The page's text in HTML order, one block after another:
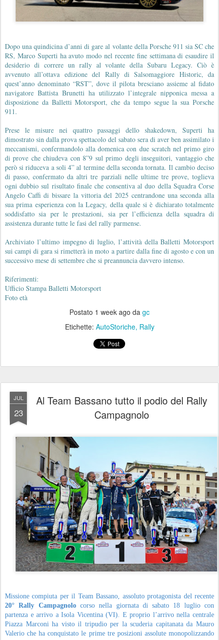
Dopo una quindicina d’anni di gare al volante della Porsche 911 sia SC che
RS, Marco Superti ha avuto modo nel recente fine settimana di esaudire il
desiderio di correre un rally al volante della Subaru Legacy. Ciò è
avvenuto all’ottava edizione del Rally di Salsomaggiore Historic, da
quest’anno denominato “RST”, dove il pilota bresciano assieme al fidato
navigatore Battista Brunetti ha utilizzato l’integrale nipponica messa a
disposizione da Balletti Motorsport, che da tempo segue la sua Porsche
911.
Prese le misure nei quattro passaggi dello shakedown, Superti ha
dimostrato sin dalla prova spettacolo del sabato sera di aver ben assimilato i
meccanismi, confermandolo alla domenica con due scratch nel primo giro
di prove che chiudeva con 8”9 sul primo degli inseguitori, vantaggio che
però si riduceva a soli 4” al termine della seconda tornata. Il cambio deciso
di passo, confermato da altri tre parziali nelle ultime tre prove, toglieva
ogni dubbio sul risultato finale che consentiva al duo della Squadra Corse
Angelo Caffi di bissare la vittoria del 2025 centrandone una seconda alla
sua prima esperienza con la Legacy, della quale si è dichiarato totalmente
soddisfatto sia per le prestazioni, sia per l’efficienza della squadra di
assistenza durante tutte le fasi del rally parmense.
Archiviato l’ultimo impegno di luglio, l’attività della Balletti Motorsport
sui campi di gara si rimetterà in moto a partire dalla fine di agosto e con un
successivo mese di settembre che si preannuncia davvero intenso.
Riferimenti:
Ufficio Stampa Balletti Motorsport
Foto età
Postato 1 week ago da gc
Etichette: AutoStoriche Rally
JUL
23
Al Team Bassano tutto il podio del Rally
Campagnolo
Missione compiuta per il Team Bassano, assoluto protagonista del recente
20° Rally Campagnolocorso nella giornata di sabato 18 luglio con
partenza e arrivo a Isola Vicentina (VI). E proprio l’arrivo nella centrale
Piazza Marconi ha visto il tripudio per la scuderia capitanata da Mauro
Valerio che ha conquistato le prime tre posizioni assolute monopolizzando